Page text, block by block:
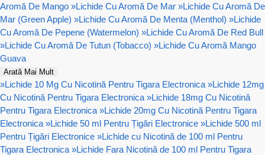
Aromă De Mango »Lichide Cu Aromă De Mar »Lichide Cu Aromă De
Mar (Green Apple) »Lichide Cu Aromă De Menta (Menthol) »Lichide
Cu Aromă De Pepene (Watermelon) »Lichide Cu Aromă De Red Bull
»Lichide Cu Aromă De Tutun (Tobacco) »Lichide Cu Aromă Mango
Guava
Arată Mai Mult
»Lichide 10 Mg Cu Nicotină Pentru Tigara Electronica »Lichide 12mg
Cu Nicotină Pentru Tigara Electronica »Lichide 18mg Cu Nicotină
Pentru Tigara Electronica »Lichide 20mg Cu Nicotină Pentru Tigara
Electronica »Lichide 50 ml Pentru Țigări Electronice »Lichide 500 ml
Pentru Țigări Electronice »Lichide cu Nicotină de 100 ml Pentru
Tigara Electronica »Lichide Fara Nicotină de 100 ml Pentru Tigara